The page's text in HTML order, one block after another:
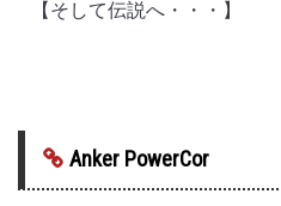
【そして伝説へ・・・】
Anker PowerCor